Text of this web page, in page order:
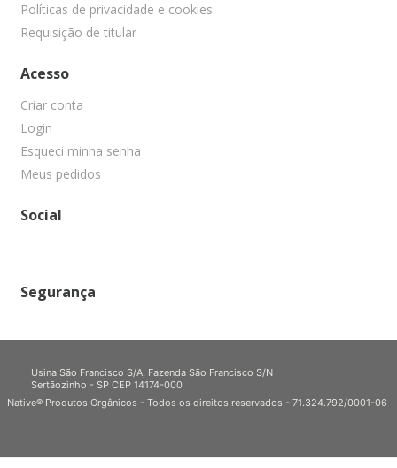
Políticas de privacidade e cookies
Requisição de titular
Acesso
Criar conta
Login
Esqueci minha senha
Meus pedidos
Social
Segurança
Usina São Francisco S/A, Fazenda São Francisco S/N
Sertãozinho - SP CEP 14174-000
Native® Produtos Orgânicos - Todos os direitos reservados - 71.324.792/0001-06